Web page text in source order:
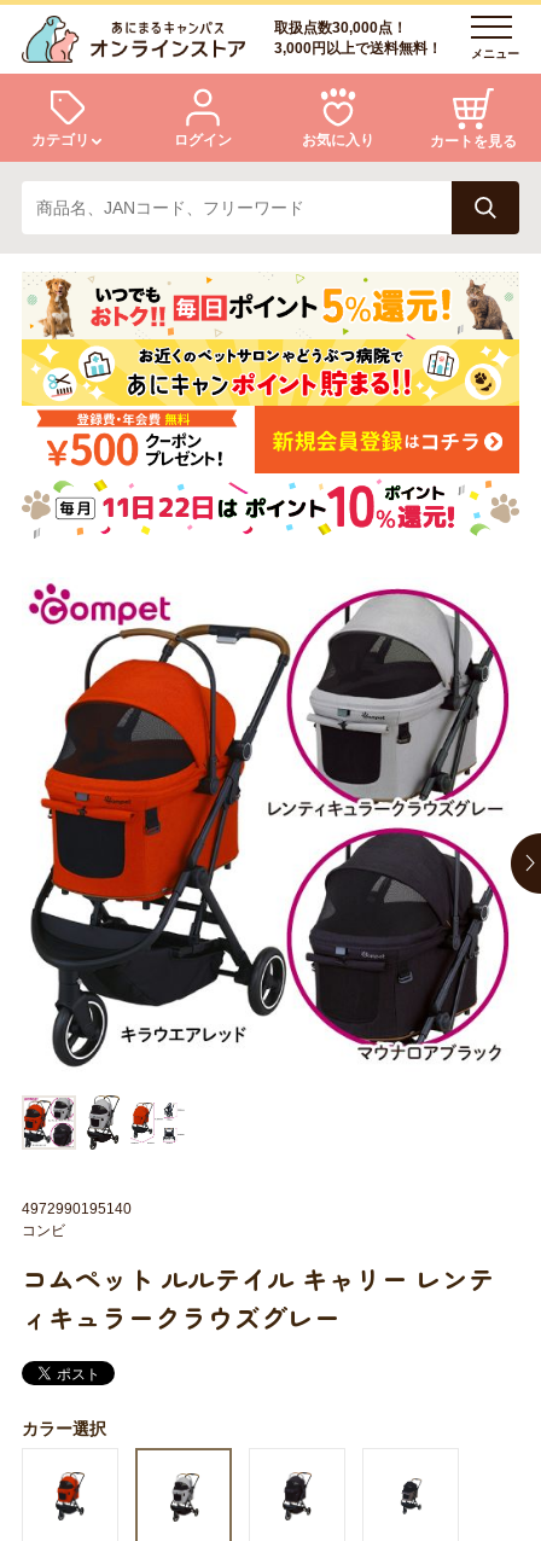
取扱点数30,000点！
3,000円以上で送料無料！
メニュー
カテゴリ
犬 猫
小動物・鳥 アクア・爬虫類・昆虫
ドッグフード キャットフード
美容・ケア用品 服・おさんぽ用品
日用品（デイリー） リビング雑貨
トリマーグッズ シニアサポート
ログイン お気に入り カートを見る
ログイン
会員登録
あにまるキャンパスについて
アフターサービス
商品リクエスト
お問い合わせ
コムペット ルルテイル キャリー レンテ
ィキュラークラウズグレー
4972990195140
コンビ
カラー選択